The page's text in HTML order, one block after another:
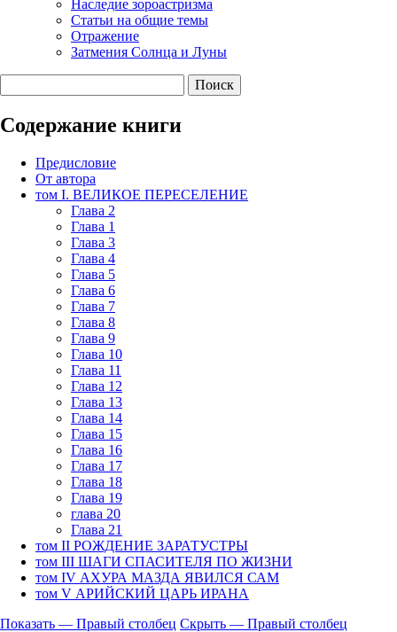
Наследие зороастризма
Cтатьи на общие темы
Отражение
Затмения Солнца и Луны
Содержание книги
Предисловие
От автора
том I. ВЕЛИКОЕ ПЕРЕСЕЛЕНИЕ
Глава 2
Глава 1
Глава 3
Глава 4
Глава 5
Глава 6
Глава 7
Глава 8
Глава 9
Глава 10
Глава 11
Глава 12
Глава 13
Глава 14
Глава 15
Глава 16
Глава 17
Глава 18
Глава 19
глава 20
Глава 21
том II РОЖДЕНИЕ ЗАРАТУСТРЫ
том III ШАГИ СПАСИТЕЛЯ ПО ЖИЗНИ
том IV АХУРА МАЗДА ЯВИЛСЯ САМ
том V АРИЙСКИЙ ЦАРЬ ИРАНА
Показать — Правый столбец Скрыть — Правый столбец